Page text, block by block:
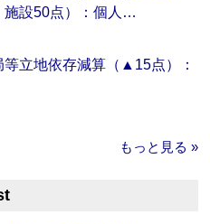
施設50点）：個人…
等立地依存減算（▲15点）：
もっと見る »